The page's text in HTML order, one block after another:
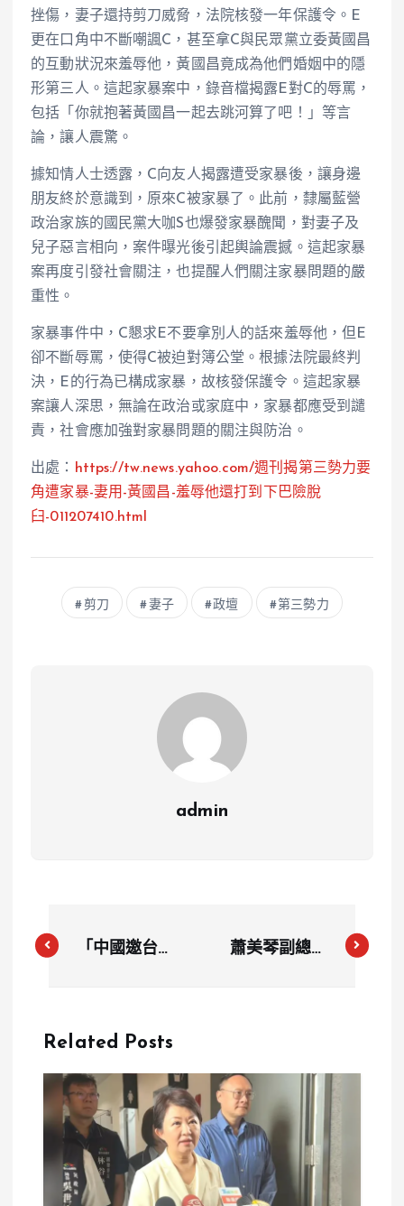
挫傷，妻子還持剪刀威脅，法院核發一年保護令。E
更在口角中不斷嘲諷C，甚至拿C與民眾黨立委黃國昌
的互動狀況來羞辱他，黃國昌竟成為他們婚姻中的隱
形第三人。這起家暴案中，錄音檔揭露E對C的辱罵，
包括「你就抱著黃國昌一起去跳河算了吧！」等言
論，讓人震驚。
據知情人士透露，C向友人揭露遭受家暴後，讓身邊
朋友終於意識到，原來C被家暴了。此前，隸屬藍營
政治家族的國民黨大咖S也爆發家暴醜聞，對妻子及
兒子惡言相向，案件曝光後引起輿論震撼。這起家暴
案再度引發社會關注，也提醒人們關注家暴問題的嚴
重性。
家暴事件中，C懇求E不要拿別人的話來羞辱他，但E
卻不斷辱罵，使得C被迫對簿公堂。根據法院最終判
決，E的行為已構成家暴，故核發保護令。這起家暴
案讓人深思，無論在政治或家庭中，家暴都應受到譴
責，社會應加強對家暴問題的關注與防治。
出處： https://tw.news.yahoo.com/週刊揭第三勢力要
角遭家暴-妻用-黃國昌-羞辱他還打到下巴險脫
臼-011207410.html
剪刀 妻子 政壇 第三勢力
admin
「中國邀台藝
委會警告或觸
滲透法」
蕭美琴副總統
Related Posts